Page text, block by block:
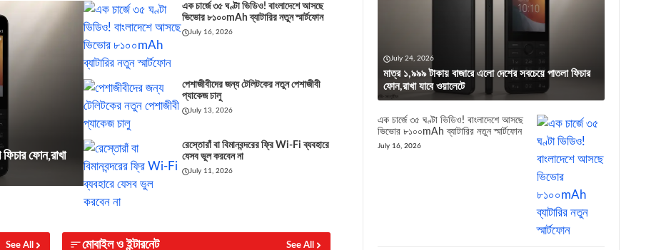
ফোন,রাখা
এক চার্জে ৩৫ ঘণ্টা ভিডিও! বাংলাদেশে আসছে
ভিভোর ৮১০০mAh ব্যাটারির নতুন স্মার্টফোন
July 16, 2026
পেশাজীবীদের জন্য টেলিটকের নতুন পেশাজীবী
প্যাকেজ চালু
July 13, 2026
রেস্তোরাঁ বা বিমানবন্দরের ফ্রি Wi-Fi ব্যবহারে
যেসব ভুল করবেন না
July 11, 2026
See All মোবাইল ও ইন্টারনেট See All
July 24, 2026
মাত্র ১,৯৯৯ টাকায় বাজারে এলো দেশের সবচেয়ে পাতলা ফিচার
ফোন,রাখা যাবে ওয়ালেটে
এক চার্জে ৩৫ ঘণ্টা ভিডিও! বাংলাদেশে আসছে
ভিভোর ৮১০০mAh ব্যাটারির নতুন স্মার্টফোন
July 16, 2026